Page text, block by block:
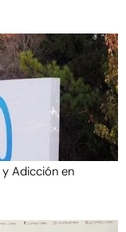
Adicción en